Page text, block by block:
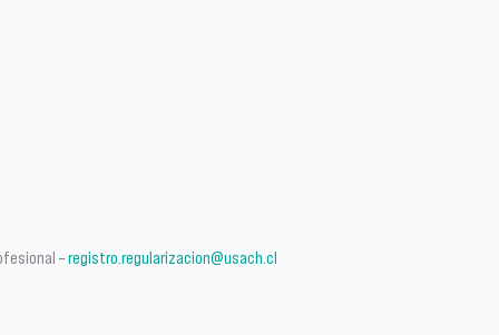
–registro.regularizacion@usach.cl